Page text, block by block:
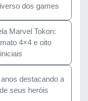
dos games
Marvel Tokon:
4×4 e oito
destacando a
seus heróis